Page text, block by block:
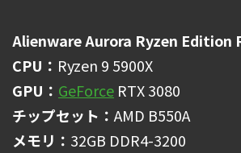
Alienware Aurora Ryzen Edition
CPU： Ryzen 9 5900X
GPU： GeForce RTX 3080
チップセット： AMD B550A
メモリ： 32GB DDR4-3200